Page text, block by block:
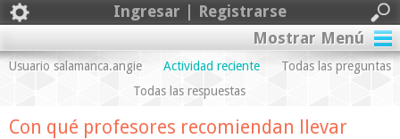
Ingresar | Registrarse
Mostrar Menú
Usuario salamanca.angie Actividad reciente
Todas las preguntas
Todas las respuestas
Con qué profesores recomiendan llevar